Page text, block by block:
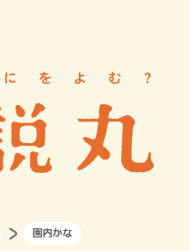
園内かな